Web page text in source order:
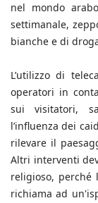
nel mondo
settimanale,
bianche e di
L’utilizzo di
operatori in
sui visitatori,
l’influenza dei
rilevare il
Altri interventi
religioso, perché
richiama ad